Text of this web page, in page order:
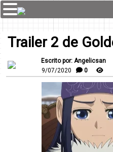
Trailer 2 de
Escrito por: Angelicsan
9/07/2020
0